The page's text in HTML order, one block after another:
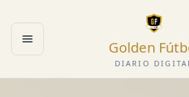
Abrir menú Golden
DIARIO